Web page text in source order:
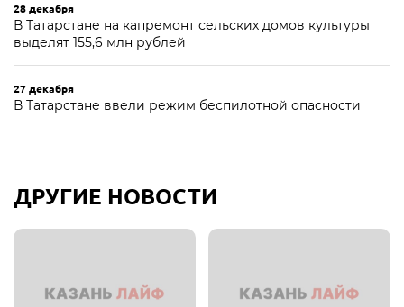
28 декабря
В Татарстане на капремонт сельских домов культуры
выделят 155,6 млн рублей
27 декабря
В Татарстане ввели режим беспилотной опасности
ДРУГИЕ НОВОСТИ